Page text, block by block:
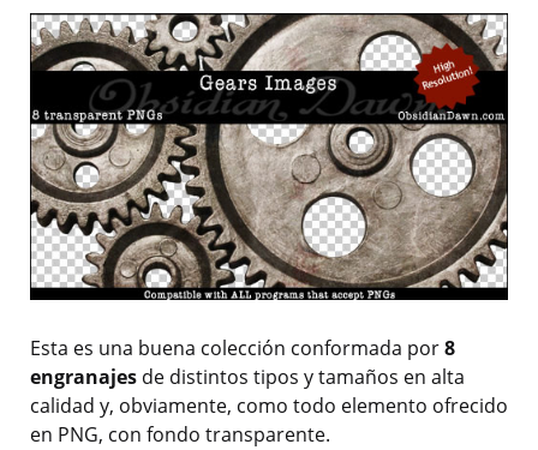
Esta es una buena colección conformada por8
engranajes de distintos tipos y tamaños en alta
calidad y, obviamente, como todo elemento ofrecido
en PNG, con fondo transparente.